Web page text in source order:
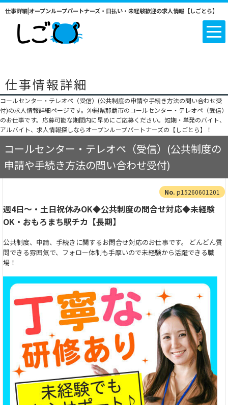
仕事詳細|オープンループパートナーズ・日払い・未経験歓迎の求人情報【しごとら】
仕事情報詳細
コールセンター・テレオペ（受信）(公共制度の申請や手続き方法の問い合わせ受
付)の求人情報詳細ページです。沖縄県那覇市のコールセンター・テレオペ（受信）
のお仕事です。応募可能な期間内に早めにご応募ください。短期・単発のバイト、
アルバイト、求人情報探しならオープンループパートナーズの【しごとら】！
コールセンター・テレオペ（受信）(公共制度の
申請や手続き方法の問い合わせ受付)
p15260601201
週4日～・土日祝休みOK◆公共制度の問合せ対応◆未経験
OK・おもろまち駅チカ【長期】
公共制度、申請、手続きに関するお問合せ対応のお仕事です。 どんどん質
問できる雰囲気で、フォロー体制も手厚いので未経験から活躍できる職
場！